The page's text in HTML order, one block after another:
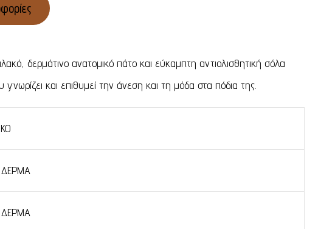
δερμάτινο ανατομικό πάτο και εύκαμπτη αντιολισθητική σόλα
και επιθυμεί την άνεση και τη μόδα στα πόδια της.
ΔΕΡΜΑ
ΔΕΡΜΑ